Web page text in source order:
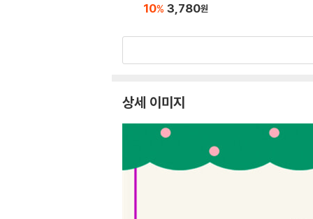
10% 3,780원
상세 이미지